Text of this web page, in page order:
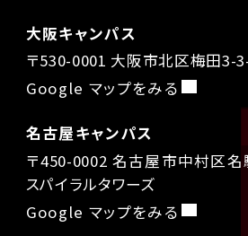
大阪キャンパス
〒530-0001 大阪市北区梅田3-
Google マップをみる
名古屋キャンパス
〒450-0002 名古屋市中村区
スパイラルタワーズ
Google マップをみる